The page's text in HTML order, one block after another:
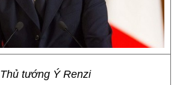
Thủ tướng Ý Renzi